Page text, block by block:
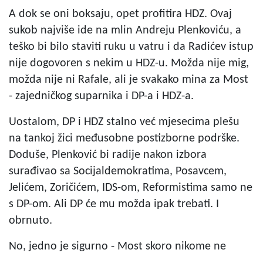
A dok se oni boksaju, opet profitira HDZ. Ovaj
sukob najviše ide na mlin Andreju Plenkoviću, a
teško bi bilo staviti ruku u vatru i da Radićev istup
nije dogovoren s nekim u HDZ-u. Možda nije mig,
možda nije ni Rafale, ali je svakako mina za Most
- zajedničkog suparnika i DP-a i HDZ-a.
Uostalom, DP i HDZ stalno već mjesecima plešu
na tankoj žici međusobne postizborne podrške.
Doduše, Plenković bi radije nakon izbora
surađivao sa Socijaldemokratima, Posavcem,
Jelićem, Zoričićem, IDS-om, Reformistima samo ne
s DP-om. Ali DP će mu možda ipak trebati. I
obrnuto.
No, jedno je sigurno - Most skoro nikome ne